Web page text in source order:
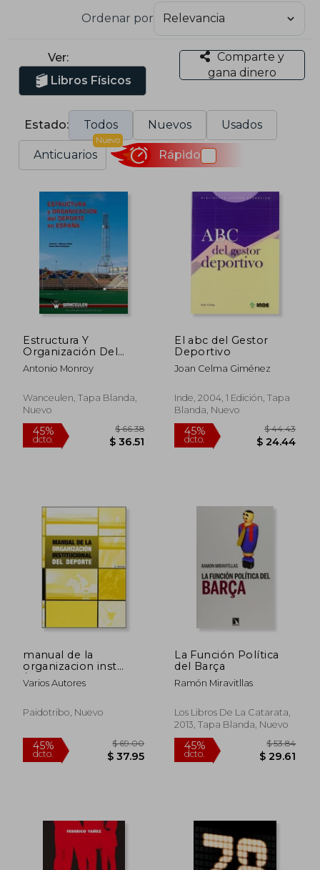
Ordenar por
Ver:
Libros Físicos
Comparte y
gana dinero
Estado: Todos Nuevos Usados
Anticuarios
Nuevo
Rápido
Estructura Y
Organización Del
Deporte En España
Antonio Monroy
Wanceulen, Tapa Blanda,
Nuevo
45%
dcto. $ 36.51
El abc del Gestor
Deportivo
Joan Celma Giménez
Inde, 2004, 1 Edición, Tapa
Blanda, Nuevo
manual de la
organizacion inst
/depo
Varios Autores
Paidotribo, Nuevo
La Función Política
del Barça
Ramón Miravitllas
Los Libros De La Catarata,
2013, Tapa Blanda, Nuevo